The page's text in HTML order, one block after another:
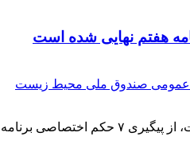
هفتم نهایی شده است
عمومی صندوق ملی محیط زیست
بیشتر آیین‌نامه‌های تکلیفی مر...